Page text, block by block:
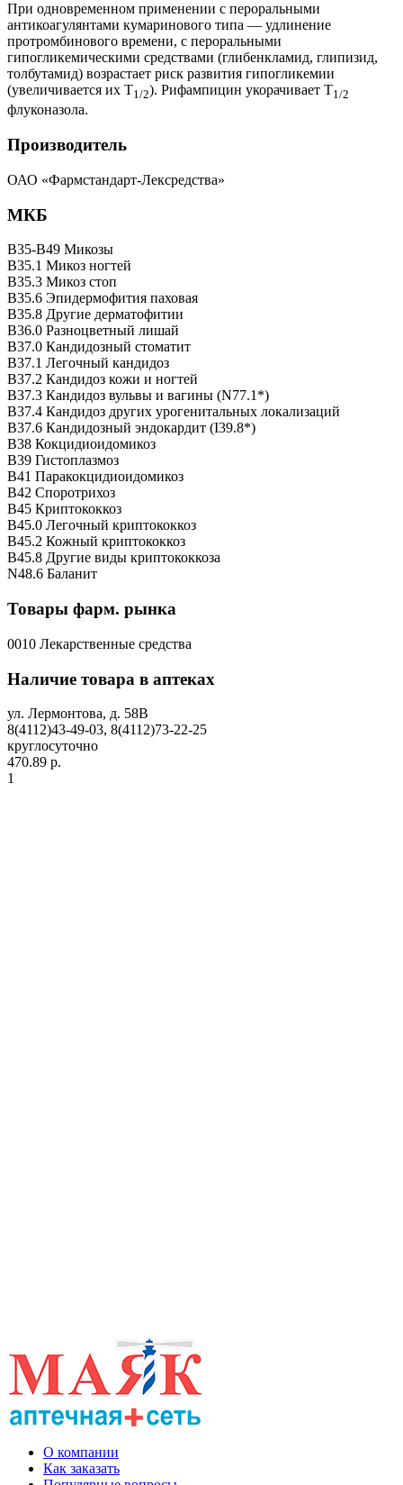
При одновременном применении с пероральными
антикоагулянтами кумаринового типа — удлинение
протромбинового времени, с пероральными
гипогликемическими средствами (глибенкламид, глипизид,
толбутамид) возрастает риск развития гипогликемии
(увеличивается их Т1/2). Рифампицин укорачивает Т1/2
флуконазола.
Производитель
ОАО «Фармстандарт-Лексредства»
МКБ
B35-B49 Микозы
B35.1 Микоз ногтей
B35.3 Микоз стоп
B35.6 Эпидермофития паховая
B35.8 Другие дерматофитии
B36.0 Разноцветный лишай
B37.0 Кандидозный стоматит
B37.1 Легочный кандидоз
B37.2 Кандидоз кожи и ногтей
B37.3 Кандидоз вульвы и вагины (N77.1*)
B37.4 Кандидоз других урогенитальных локализаций
B37.6 Кандидозный эндокардит (I39.8*)
B38 Кокцидиоидомикоз
B39 Гистоплазмоз
B41 Паракокцидиоидомикоз
B42 Споротрихоз
B45 Криптококкоз
B45.0 Легочный криптококкоз
B45.2 Кожный криптококкоз
B45.8 Другие виды криптококкоза
N48.6 Баланит
Товары фарм. рынка
0010 Лекарственные средства
Наличие товара в аптеках
ул. Лермонтова, д. 58В
8(4112)43-49-03, 8(4112)73-22-25
круглосуточно
470.89 р.
1
О компании
Как заказать